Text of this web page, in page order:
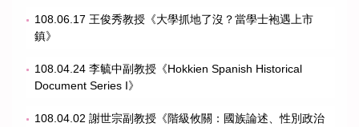
108.06.17 王俊秀教授《大學抓地了沒？當學士袍遇上市
鎮》
108.04.24 李毓中副教授《Hokkien Spanish Historical
Document Series I》
108.04.02 謝世宗副教授《階級攸關：國族論述、性別政治